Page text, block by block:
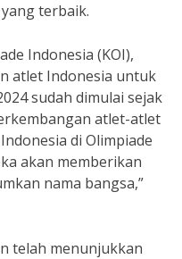
terbaik.
Indonesia (KOI),
atlet Indonesia untuk
sudah dimulai sejak
atlet-atlet
di Olimpiade
akan memberikan
nama bangsa,”
telah menunjukkan